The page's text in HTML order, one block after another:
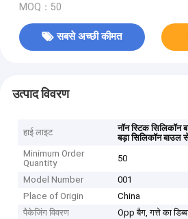
MOQ：50
सबसे अच्छी कीमत
उत्पाद विवरण
हाई लाइट नॉन स्टिक सिलिकॉन
बड़ा सिलिकॉन बाउल
Minimum Order
Quantity
50
Model Number
001
Place of Origin
China
पैकेजिंग विवरण
Opp बैग, गत्ते का